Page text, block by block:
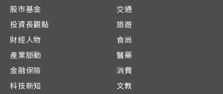
股市基金
投資長觀點
財經人物
產業脈動
金融保險
科技新知
交通
旅遊
食尚
醫藥
消費
文教